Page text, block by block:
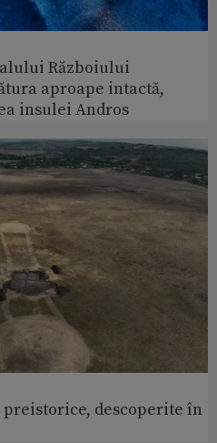
Războiului
aproape intactă,
insulei Andros
descoperite în